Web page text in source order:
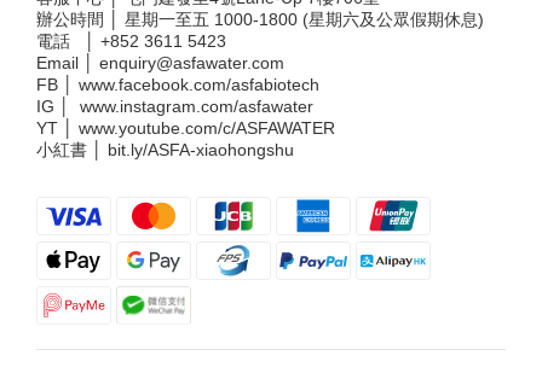
辦公時間 │ 星期一至五 1000-1800 (星期六及公眾假期休息)
電話 │ +852 3611 5423
Email │ enquiry@asfawater.com
FB │ www.facebook.com/asfabiotech
IG │ www.instagram.com/asfawater
YT │ www.youtube.com/c/ASFAWATER
小紅書 │ bit.ly/ASFA-xiaohongshu